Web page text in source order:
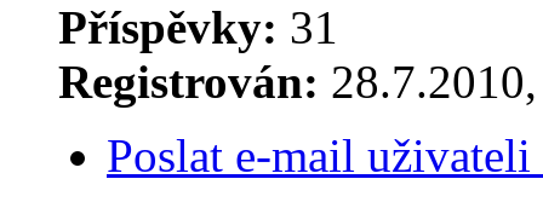
Příspěvky: 31
Registrován:
Poslat e-mail